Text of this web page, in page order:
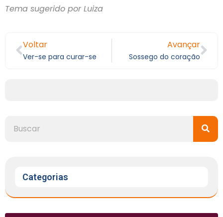
Tema sugerido por Luiza
Voltar
Ver-se para curar-se
Avançar
Sossego do coração
Categorias